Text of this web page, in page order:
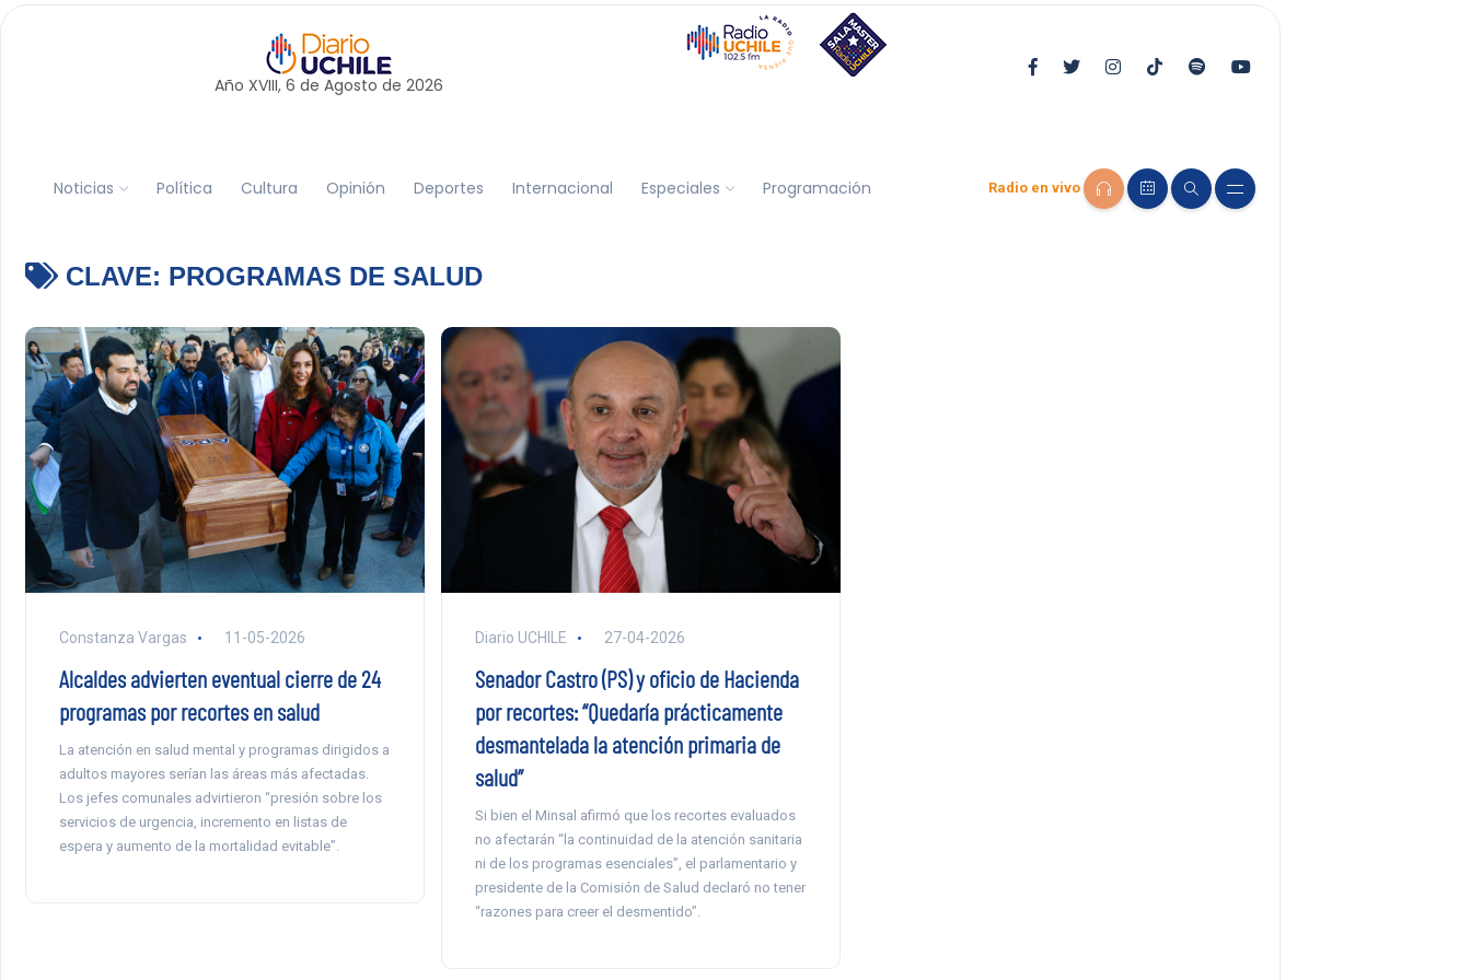
Año XVIII, 6 de Agosto de 2026
Noticias Política Cultura Opinión Deportes Internacional Especiales Programación Radio en vivo
CLAVE: PROGRAMAS DE SALUD
Constanza Vargas 11-05-2026
Alcaldes advierten eventual cierre de 24
programas por recortes en salud
La atención en salud mental y programas dirigidos a
adultos mayores serían las áreas más afectadas.
Los jefes comunales advirtieron “presión sobre los
servicios de urgencia, incremento en listas de
espera y aumento de la mortalidad evitable”.
Diario UCHILE 27-04-2026
Senador Castro (PS) y oficio de Hacienda
por recortes: “Quedaría prácticamente
desmantelada la atención primaria de
salud”
Si bien el Minsal afirmó que los recortes evaluados
no afectarán “la continuidad de la atención sanitaria
ni de los programas esenciales”, el parlamentario y
presidente de la Comisión de Salud declaró no tener
“razones para creer el desmentido”.